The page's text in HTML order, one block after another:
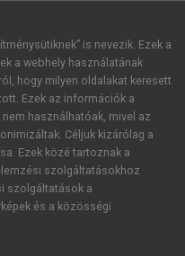
is nevezik. Ezek a
a webhely használatának
hogy milyen oldalakat keresett
Ezek az információk a
használhatóak, mivel az
Céljuk kizárólag a
Ezek közé tartoznak a
szolgáltatásokhoz
szolgáltatások a
és a közösségi